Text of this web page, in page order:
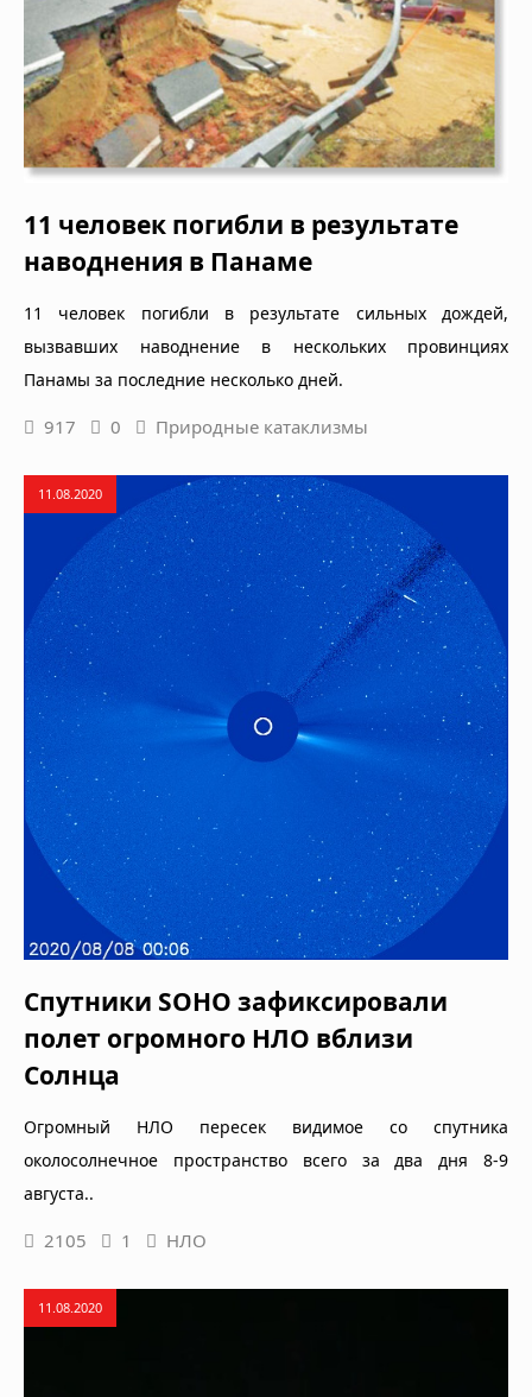
11 человек погибли в результате
наводнения в Панаме
11 человек погибли в результате сильных дождей,
вызвавших наводнение в нескольких провинциях
Панамы за последние несколько дней.
917 0 Природные катаклизмы
11.08.2020
Спутники SOHO зафиксировали
полет огромного НЛО вблизи
Солнца
Огромный НЛО пересек видимое со спутника
околосолнечное пространство всего за два дня 8-9
августа..
2105 1 НЛО
11.08.2020